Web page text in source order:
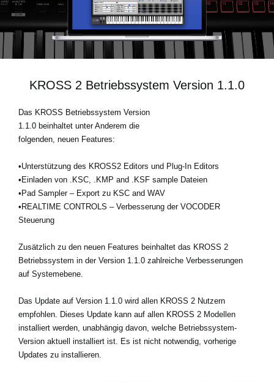
Neuigkeiten
Über KORG
KROSS 2 Betriebssystem Version 1.1.0
Das KROSS Betriebssystem Version
1.1.0 beinhaltet unter Anderem die
folgenden, neuen Features:
•Unterstützung des KROSS2 Editors und Plug-In Editors
•Einladen von .KSC, .KMP and .KSF sample Dateien
•Pad Sampler – Export zu KSC and WAV
•REALTIME CONTROLS – Verbesserung der VOCODER
Steuerung
Zusätzlich zu den neuen Features beinhaltet das KROSS 2
Betriebssystem in der Version 1.1.0 zahlreiche Verbesserungen
auf Systemebene.
Das Update auf Version 1.1.0 wird allen KROSS 2 Nutzern
empfohlen. Dieses Update kann auf allen KROSS 2 Modellen
installiert werden, unabhängig davon, welche Betriebssystem-
Version aktuell installiert ist. Es ist nicht notwendig, vorherige
Updates zu installieren.